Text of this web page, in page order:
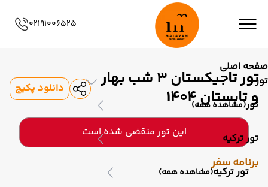
صفحه اصلی
تور
تور(مشاهده همه)
تور ترکیه
تور ترکیه(مشاهده همه)
02191006525
تور تاجیکستان 3 شب بهار
و تابستان 1404
دانلود پکیج
این تور منقضی شده است
برنامه سفر